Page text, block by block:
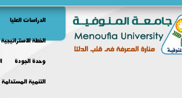
الدراسات العليا
الخطة
وحدة الجودة
التنمية المستدامة